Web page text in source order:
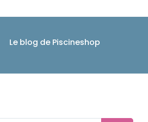
Le blog de Piscineshop